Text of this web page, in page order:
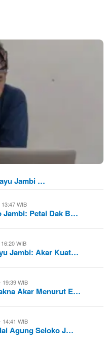
Jambi …
WIB
Jambi: Petai Dak B…
WIB
Jambi: Akar Kuat…
19:39 WIB
Akar Menurut E…
14:41 WIB
Agung Seloko J…